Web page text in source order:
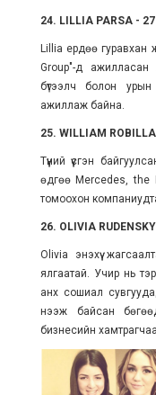
24. LILLIA PARSA -
Lillia ердөө гуравхан
Group"-д
бүтээлч болон
ажиллаж байна.
25. WILLIAM
Түүний үүсгэн
өдгөө Mercedes, the
томоохон
26. OLIVIA
Olivia энэхүү
ялгаатай. Учир нь
анх сошиал
нээж байсан
бизнесийн